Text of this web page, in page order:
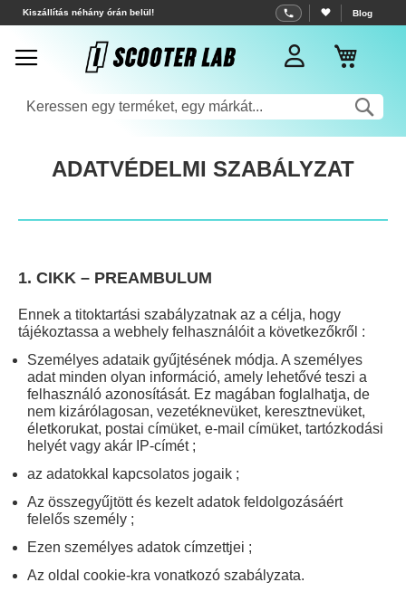
Ugrás
tartalomhoz
Kiszállítás néhány órán belül! Blog
ADATVÉDELMI SZABÁLYZAT
1. CIKK – PREAMBULUM
Ennek a titoktartási szabályzatnak az a célja, hogy
tájékoztassa a webhely felhasználóit a következőkről :
Személyes adataik gyűjtésének módja. A személyes
adat minden olyan információ, amely lehetővé teszi a
felhasználó azonosítását. Ez magában foglalhatja, de
nem kizárólagosan, vezetéknevüket, keresztnevüket,
életkorukat, postai címüket, e-mail címüket, tartózkodási
helyét vagy akár IP-címét ;
az adatokkal kapcsolatos jogaik ;
Az összegyűjtött és kezelt adatok feldolgozásáért
felelős személy ;
Ezen személyes adatok címzettjei ;
Az oldal cookie-kra vonatkozó szabályzata.